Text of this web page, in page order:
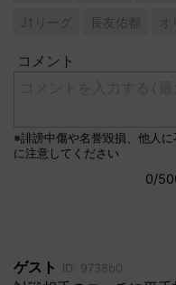
J1リーグ
長友佑都